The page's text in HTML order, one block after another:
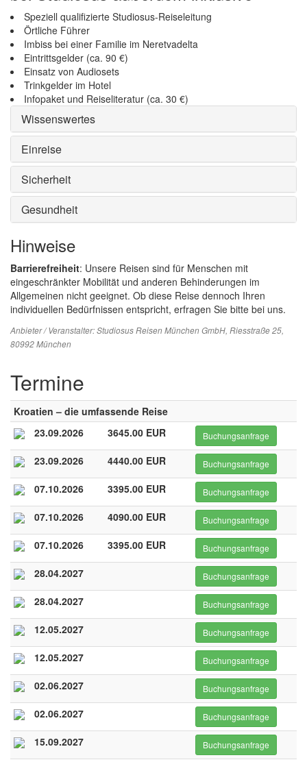
Speziell qualifizierte Studiosus-Reiseleitung
Örtliche Führer
Imbiss bei einer Familie im Neretvadelta
Eintrittsgelder (ca. 90 €)
Einsatz von Audiosets
Trinkgelder im Hotel
Infopaket und Reiseliteratur (ca. 30 €)
Wissenswertes
Einreise
Sicherheit
Gesundheit
Hinweise
Barrierefreiheit: Unsere Reisen sind für Menschen mit
eingeschränkter Mobilität und anderen Behinderungen im
Allgemeinen nicht geeignet. Ob diese Reise dennoch Ihren
individuellen Bedürfnissen entspricht, erfragen Sie bitte bei uns.
Anbieter / Veranstalter:Studiosus Reisen München GmbH, Riesstraße 25,
80992 München
Termine
Kroatien – die umfassende Reise
23.09.2026
3645.00 EUR Buchungsanfrage
23.09.2026 4440.00 EUR Buchungsanfrage
07.10.2026 3395.00 EUR Buchungsanfrage
07.10.2026 4090.00 EUR Buchungsanfrage
07.10.2026 3395.00 EUR Buchungsanfrage
28.04.2027 Buchungsanfrage
28.04.2027 Buchungsanfrage
12.05.2027 Buchungsanfrage
12.05.2027 Buchungsanfrage
02.06.2027 Buchungsanfrage
02.06.2027 Buchungsanfrage
15.09.2027 Buchungsanfrage